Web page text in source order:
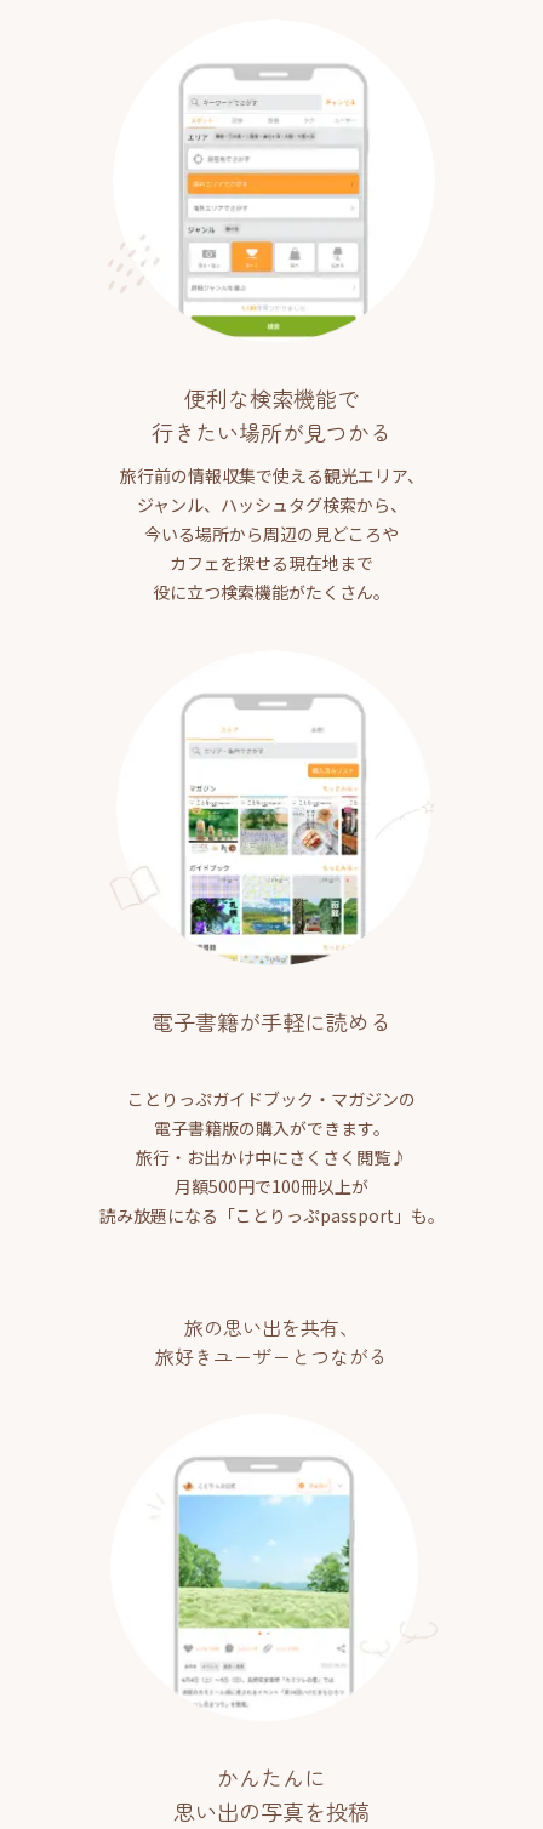
便利な検索機能で
行きたい場所が見つかる
旅行前の情報収集で使える観光エリア、
ジャンル、ハッシュタグ検索から、
今いる場所から周辺の見どころや
カフェを探せる現在地まで
役に立つ検索機能がたくさん。
電子書籍が手軽に読める
ことりっぷガイドブック・マガジンの
電子書籍版の購入ができます。
旅行・お出かけ中にさくさく閲覧♪
月額500円で100冊以上が
読み放題になる「ことりっぷpassport」も。
旅の思い出を共有、
旅好きユーザーとつながる
かんたんに
思い出の写真を投稿